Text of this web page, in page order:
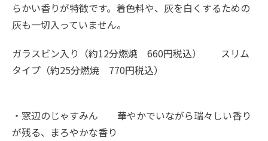
らかい香りが特徴です。着色料や、灰を白くするための
灰も一切入っていません。
ガラスビン入り（約12分燃焼 660円税込） スリム
タイプ（約25分燃焼 770円税込）
・窓辺のじゃすみん 華やかでいながら瑞々しい香り
が残る、まろやかな香り